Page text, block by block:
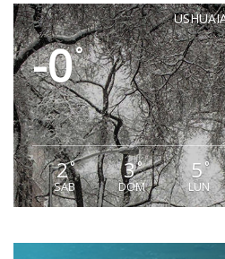
-0°
2°
SAB
3°
DOM
5°
LUN